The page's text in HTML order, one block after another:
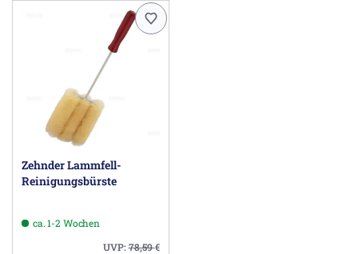
Zehnder Lammfell-
Reinigungsbürste
ca. 1-2 Wochen
UVP:78,59€